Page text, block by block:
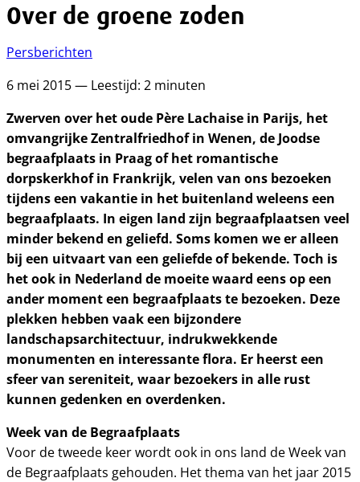
Over de groene zoden
Persberichten
6 mei 2015 — Leestijd: 2 minuten
Zwerven over het oude Père Lachaise in Parijs, het
omvangrijke Zentralfriedhof in Wenen, de Joodse
begraafplaats in Praag of het romantische
dorpskerkhof in Frankrijk, velen van ons bezoeken
tijdens een vakantie in het buitenland weleens een
begraafplaats. In eigen land zijn begraafplaatsen veel
minder bekend en geliefd. Soms komen we er alleen
bij een uitvaart van een geliefde of bekende. Toch is
het ook in Nederland de moeite waard eens op een
ander moment een begraafplaats te bezoeken. Deze
plekken hebben vaak een bijzondere
landschapsarchitectuur, indrukwekkende
monumenten en interessante flora. Er heerst een
sfeer van sereniteit, waar bezoekers in alle rust
kunnen gedenken en overdenken.
Week van de Begraafplaats
Voor de tweede keer wordt ook in ons land de Week van
de Begraafplaats gehouden. Het thema van het jaar 2015